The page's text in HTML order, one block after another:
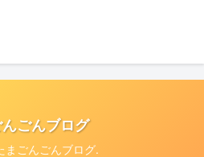
ごんブログ
ごんごんブログ.